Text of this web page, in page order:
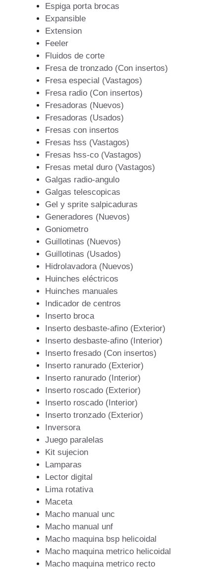
Espiga porta brocas
Expansible
Extension
Feeler
Fluidos de corte
Fresa de tronzado (Con insertos)
Fresa especial (Vastagos)
Fresa radio (Con insertos)
Fresadoras (Nuevos)
Fresadoras (Usados)
Fresas con insertos
Fresas hss (Vastagos)
Fresas hss-co (Vastagos)
Fresas metal duro (Vastagos)
Galgas radio-angulo
Galgas telescopicas
Gel y sprite salpicaduras
Generadores (Nuevos)
Goniometro
Guillotinas (Nuevos)
Guillotinas (Usados)
Hidrolavadora (Nuevos)
Huinches eléctricos
Huinches manuales
Indicador de centros
Inserto broca
Inserto desbaste-afino (Exterior)
Inserto desbaste-afino (Interior)
Inserto fresado (Con insertos)
Inserto ranurado (Exterior)
Inserto ranurado (Interior)
Inserto roscado (Exterior)
Inserto roscado (Interior)
Inserto tronzado (Exterior)
Inversora
Juego paralelas
Kit sujecion
Lamparas
Lector digital
Lima rotativa
Maceta
Macho manual unc
Macho manual unf
Macho maquina bsp helicoidal
Macho maquina metrico helicoidal
Macho maquina metrico recto